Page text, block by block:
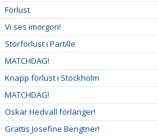
Förlust
Vi ses imorgon!
Storförlust i Partille
MATCHDAG!
Knapp förlust i Stockholm
MATCHDAG!
Oskar Hedvall förlänger!
Grattis Josefine Bengtner!